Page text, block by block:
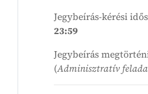
Jegybeírás-kérési
23:59
Jegybeírás
(Adminisztratív